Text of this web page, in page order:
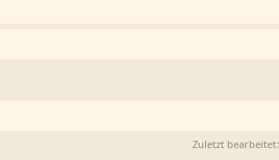
Zuletzt bearbeitet: